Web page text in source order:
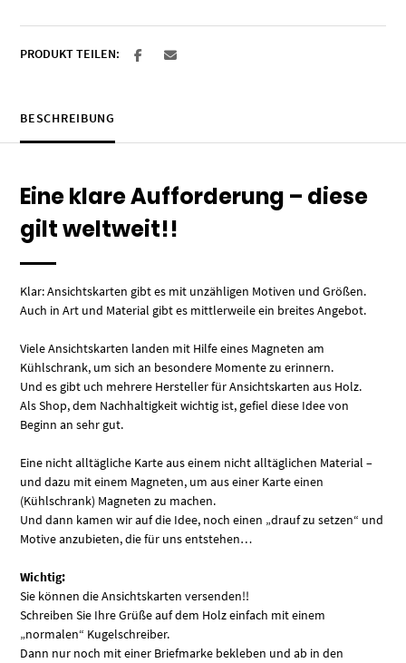
PRODUKT TEILEN:
BESCHREIBUNG
Eine klare Aufforderung – diese
gilt weltweit!!
Klar: Ansichtskarten gibt es mit unzähligen Motiven und Größen.
Auch in Art und Material gibt es mittlerweile ein breites Angebot.
Viele Ansichtskarten landen mit Hilfe eines Magneten am
Kühlschrank, um sich an besondere Momente zu erinnern.
Und es gibt uch mehrere Hersteller für Ansichtskarten aus Holz.
Als Shop, dem Nachhaltigkeit wichtig ist, gefiel diese Idee von
Beginn an sehr gut.
Eine nicht alltägliche Karte aus einem nicht alltäglichen Material –
und dazu mit einem Magneten, um aus einer Karte einen
(Kühlschrank) Magneten zu machen.
Und dann kamen wir auf die Idee, noch einen „drauf zu setzen“ und
Motive anzubieten, die für uns entstehen…
Wichtig:
Sie können die Ansichtskarten versenden!!
Schreiben Sie Ihre Grüße auf dem Holz einfach mit einem
„normalen“ Kugelschreiber.
Dann nur noch mit einer Briefmarke bekleben und ab in den